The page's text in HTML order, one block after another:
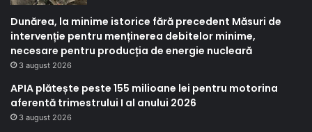
Dunărea, la minime istorice fără precedent Măsuri de
intervenție pentru menținerea debitelor minime,
necesare pentru producția de energie nucleară
3 august 2026
APIA plătește peste 155 milioane lei pentru motorina
aferentă trimestrului I al anului 2026
3 august 2026